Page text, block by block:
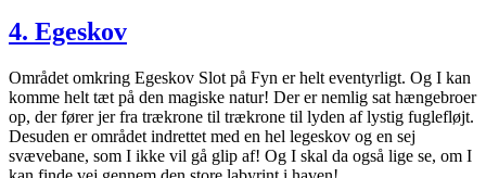
4. Egeskov
Området omkring Egeskov Slot på Fyn er helt eventyrligt. Og I kan
komme helt tæt på den magiske natur! Der er nemlig sat hængebroer
op, der fører jer fra trækrone til trækrone til lyden af lystig fuglefløjt.
Desuden er området indrettet med en hel legeskov og en sej
svævebane, som I ikke vil gå glip af! Og I skal da også lige se, om I